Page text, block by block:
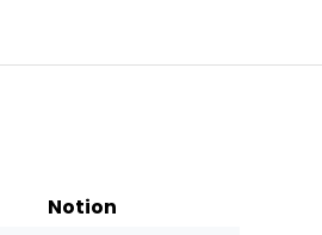
Notion